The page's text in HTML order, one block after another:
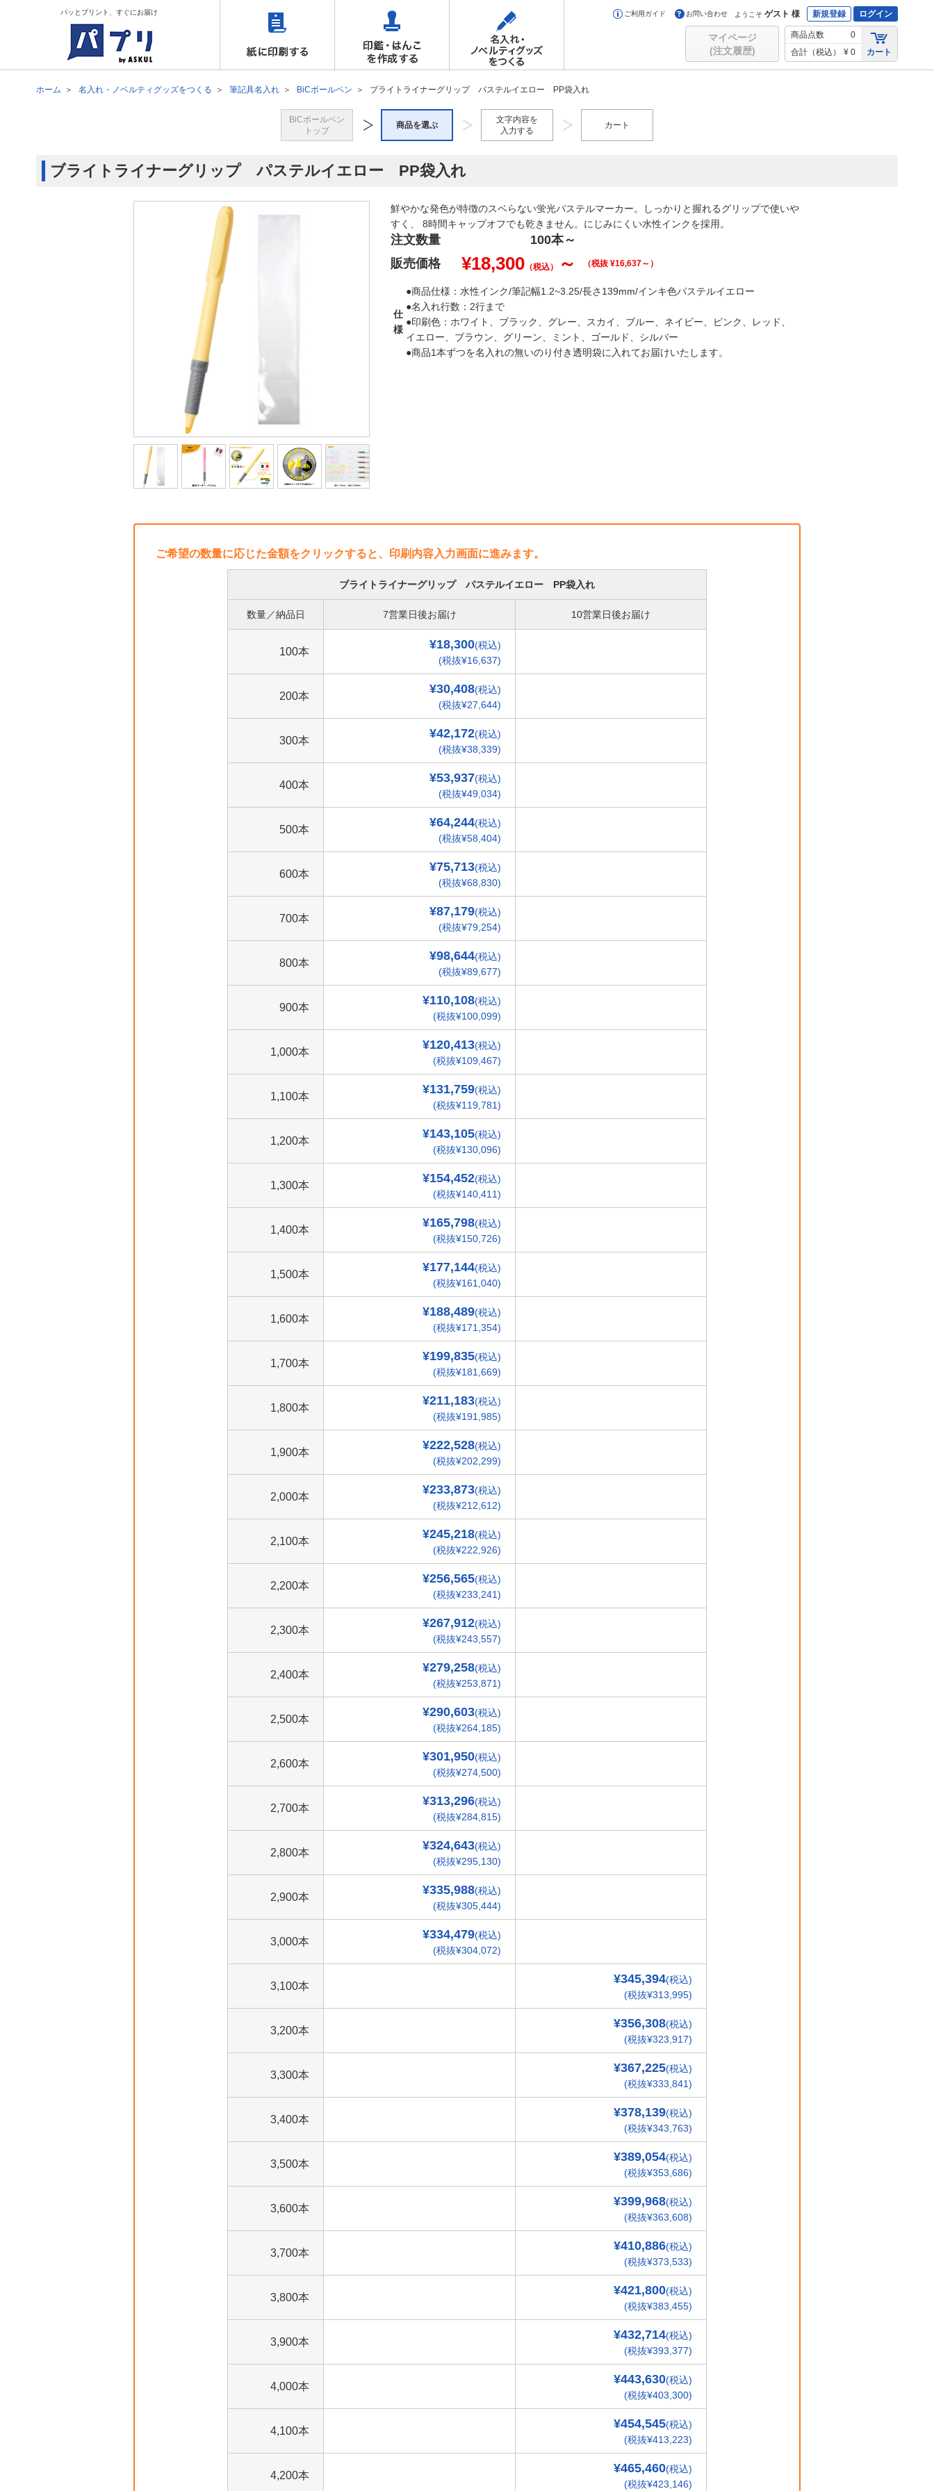
パッとプリント、すぐにお届け ご利用ガイド お問い合わせ ようこそ ゲスト 様 新規登録 ログイン
マイページ
(注文履歴)
商品点数
0
合計（税込）
¥ 0 カート
ホーム 名入れ・ノベルティグッズをつくる 筆記具名入れ BiCボールペン ブライトライナーグリップ パステルイエロー PP袋入れ
BiCボールペン
トップ
商品を選ぶ
文字内容を
入力する
カート
ブライトライナーグリップ パステルイエロー PP袋入れ
鮮やかな発色が特徴のスベらない蛍光パステルマーカー。しっかりと握れるグリップで使いや
すく、 8時間キャップオフでも乾きません。にじみにくい水性インクを採用。
注文数量 100本～
販売価格
¥18,300 （税込） ～ （税抜 ¥16,637～）
仕
様
●商品仕様：水性インク/筆記幅1.2~3.25/長さ139mm/インキ色パステルイエロー
●名入れ行数：2行まで
●印刷色：ホワイト、ブラック、グレー、スカイ、ブルー、ネイビー、ピンク、レッド、
イエロー、ブラウン、グリーン、ミント、ゴールド、シルバー
●商品1本ずつを名入れの無いのり付き透明袋に入れてお届けいたします。
ご希望の数量に応じた金額をクリックすると、印刷内容入力画面に進みます。
ブライトライナーグリップ パステルイエロー PP袋入れ
数量／納品日 7営業日後お届け 10営業日後お届け
100本
¥18,300(税込)
(税抜¥16,637)
200本
¥30,408(税込)
(税抜¥27,644)
300本
¥42,172(税込)
(税抜¥38,339)
400本
¥53,937(税込)
(税抜¥49,034)
500本
¥64,244(税込)
(税抜¥58,404)
600本
¥75,713(税込)
(税抜¥68,830)
700本
¥87,179(税込)
(税抜¥79,254)
800本
¥98,644(税込)
(税抜¥89,677)
900本
¥110,108(税込)
(税抜¥100,099)
1,000本
¥120,413(税込)
(税抜¥109,467)
1,100本
¥131,759(税込)
(税抜¥119,781)
1,200本
¥143,105(税込)
(税抜¥130,096)
1,300本
¥154,452(税込)
(税抜¥140,411)
1,400本
¥165,798(税込)
(税抜¥150,726)
1,500本
¥177,144(税込)
(税抜¥161,040)
1,600本
¥188,489(税込)
(税抜¥171,354)
1,700本
¥199,835(税込)
(税抜¥181,669)
1,800本
¥211,183(税込)
(税抜¥191,985)
1,900本
¥222,528(税込)
(税抜¥202,299)
2,000本
¥233,873(税込)
(税抜¥212,612)
2,100本
¥245,218(税込)
(税抜¥222,926)
2,200本
¥256,565(税込)
(税抜¥233,241)
2,300本
¥267,912(税込)
(税抜¥243,557)
2,400本
¥279,258(税込)
(税抜¥253,871)
2,500本
¥290,603(税込)
(税抜¥264,185)
2,600本
¥301,950(税込)
(税抜¥274,500)
2,700本
¥313,296(税込)
(税抜¥284,815)
2,800本
¥324,643(税込)
(税抜¥295,130)
2,900本
¥335,988(税込)
(税抜¥305,444)
3,000本
¥334,479(税込)
(税抜¥304,072)
3,100本
¥345,394(税込)
(税抜¥313,995)
3,200本
¥356,308(税込)
(税抜¥323,917)
3,300本
¥367,225(税込)
(税抜¥333,841)
3,400本
¥378,139(税込)
(税抜¥343,763)
3,500本
¥389,054(税込)
(税抜¥353,686)
3,600本
¥399,968(税込)
(税抜¥363,608)
3,700本
¥410,886(税込)
(税抜¥373,533)
3,800本
¥421,800(税込)
(税抜¥383,455)
3,900本
¥432,714(税込)
(税抜¥393,377)
4,000本
¥443,630(税込)
(税抜¥403,300)
4,100本
¥454,545(税込)
(税抜¥413,223)
4,200本
¥465,460(税込)
(税抜¥423,146)